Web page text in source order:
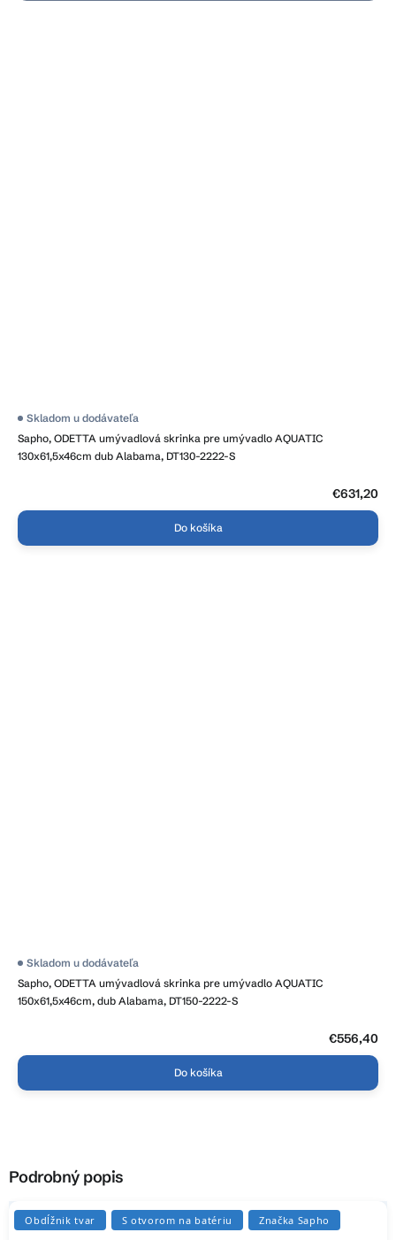
Sapho, ODETTA umývadlová skrinka pre umývadlo AQUATIC
130x61,5x46cm dub Alabama, DT130-2222-S
Skladom u dodávateľa
€631,20
Do košíka
Sapho, ODETTA umývadlová skrinka pre umývadlo AQUATIC
150x61,5x46cm, dub Alabama, DT150-2222-S
Skladom u dodávateľa
€556,40
Do košíka
Podrobný popis
Obdĺžnik tvar S otvorom na batériu Značka Sapho